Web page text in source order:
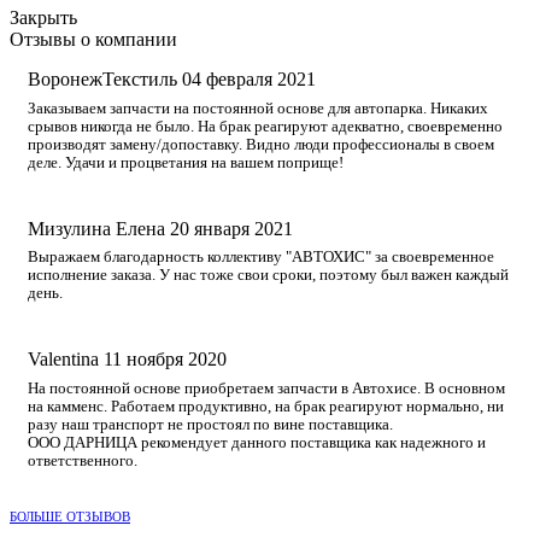
Закрыть
Отзывы о компании
ВоронежТекстиль 04 февраля 2021
Заказываем запчасти на постоянной основе для автопарка. Никаких
срывов никогда не было. На брак реагируют адекватно, своевременно
производят замену/допоставку. Видно люди профессионалы в своем
деле. Удачи и процветания на вашем поприще!
Мизулина Елена 20 января 2021
Выражаем благодарность коллективу "АВТОХИС" за своевременное
исполнение заказа. У нас тоже свои сроки, поэтому был важен каждый
день.
Valentina 11 ноября 2020
На постоянной основе приобретаем запчасти в Автохисе. В основном
на камменс. Работаем продуктивно, на брак реагируют нормально, ни
разу наш транспорт не простоял по вине поставщика.
ООО ДАРНИЦА рекомендует данного поставщика как надежного и
ответственного.
БОЛЬШЕ ОТЗЫВОВ